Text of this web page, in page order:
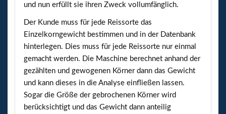
und nun erfüllt sie ihren Zweck vollumfänglich.
Der Kunde muss für jede Reissorte das
Einzelkorngewicht bestimmen und in der Datenbank
hinterlegen. Dies muss für jede Reissorte nur einmal
gemacht werden. Die Maschine berechnet anhand der
gezählten und gewogenen Körner dann das Gewicht
und kann dieses in die Analyse einfließen lassen.
Sogar die Größe der gebrochenen Körner wird
berücksichtigt und das Gewicht dann anteilig